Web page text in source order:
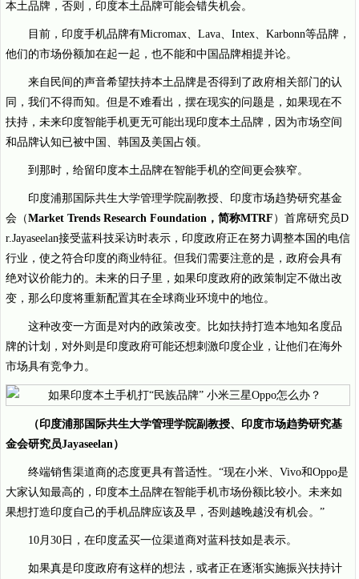
本土品牌，否则，印度本土品牌可能会错失机会。
目前，印度手机品牌有Micromax、Lava、Intex、Karbonn等品牌，
他们的市场份额加在起一起，也不能和中国品牌相提并论。
来自民间的声音希望扶持本土品牌是否得到了政府相关部门的认
同，我们不得而知。但是不难看出，摆在现实的问题是，如果现在不
扶持，未来印度智能手机更无可能出现印度本土品牌，因为市场空间
和品牌认知已被中国、韩国及美国占领。
到那时，给留印度本土品牌在智能手机的空间更会狭窄。
印度浦那国际共生大学管理学院副教授、印度市场趋势研究基金
会（Market Trends Research Foundation，简称MTRF ）首席研究员D
r.Jayaseelan接受蓝科技采访时表示，印度政府正在努力调整本国的电信
行业，使之符合印度的商业特征。但我们需要注意的是，政府会具有
绝对议价能力的。未来的日子里，如果印度政府的政策制定不做出改
变，那么印度将重新配置其在全球商业环境中的地位。
这种改变一方面是对内的政策改变。比如扶持打造本地知名度品
牌的计划，对外则是印度政府可能还想刺激印度企业，让他们在海外
市场具有竞争力。
（印度浦那国际共生大学管理学院副教授、印度市场趋势研究基
金会研究员Jayaseelan）
终端销售渠道商的态度更具有普适性。“现在小米、Vivo和Oppo是
大家认知最高的，印度本土品牌在智能手机市场份额比较小。未来如
果想打造印度自己的手机品牌应该及早，否则越晚越没有机会。”
10月30日，在印度孟买一位渠道商对蓝科技如是表示。
如果真是印度政府有这样的想法，或者正在逐渐实施振兴扶持计